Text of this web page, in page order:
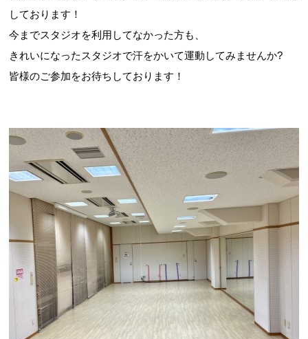
しております！
今までスタジオを利用してなかった方も、
きれいになったスタジオで汗をかいて運動してみませんか?
皆様のご参加をお待ちしております！